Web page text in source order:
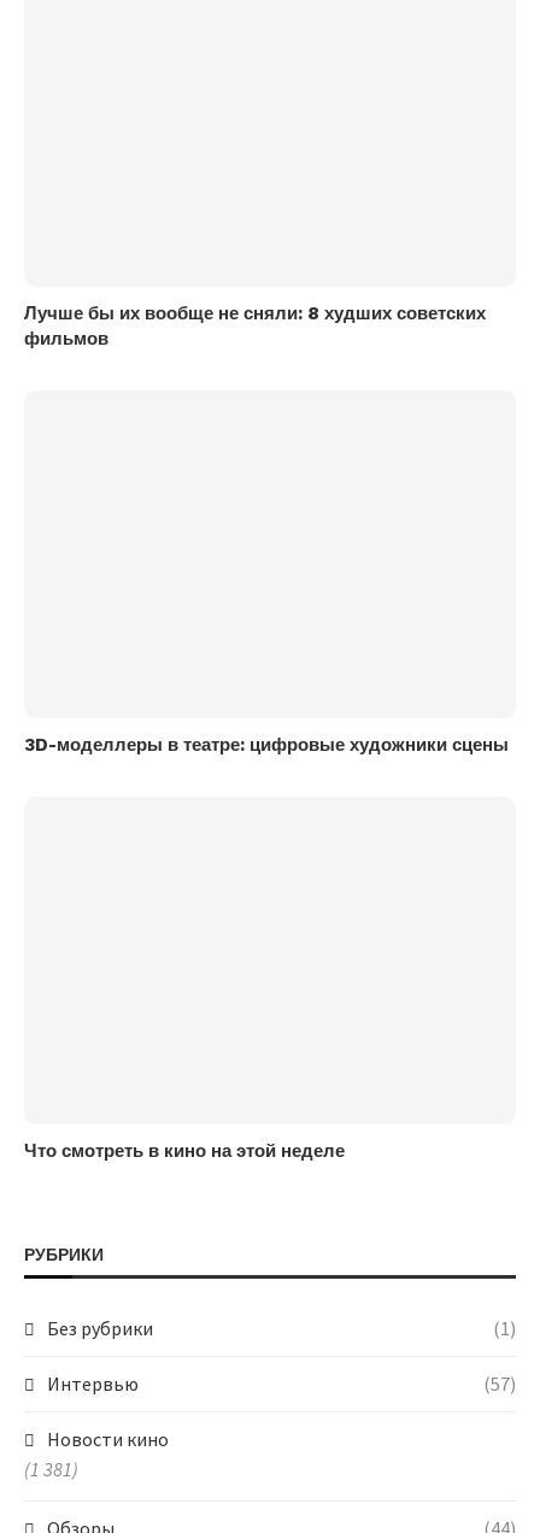
Лучше бы их вообще не сняли: 8 худших советских
фильмов
3D-моделлеры в театре: цифровые художники сцены
Что смотреть в кино на этой неделе
РУБРИКИ
Без рубрики (1)
Интервью (57)
Новости кино
(1 381)
Обзоры (44)